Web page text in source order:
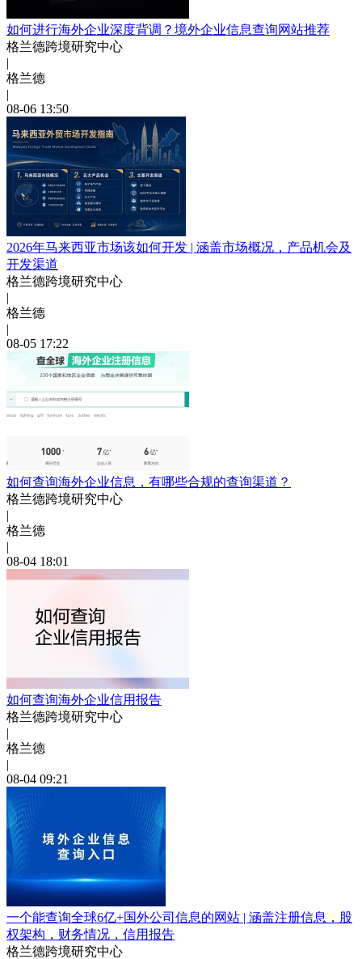
如何进行海外企业深度背调？境外企业信息查询网站推荐
格兰德跨境研究中心
|
格兰德
|
08-06 13:50
2026年马来西亚市场该如何开发 | 涵盖市场概况，产品机会及
开发渠道
格兰德跨境研究中心
|
格兰德
|
08-05 17:22
如何查询海外企业信息，有哪些合规的查询渠道？
格兰德跨境研究中心
|
格兰德
|
08-04 18:01
如何查询海外企业信用报告
格兰德跨境研究中心
|
格兰德
|
08-04 09:21
一个能查询全球6亿+国外公司信息的网站 | 涵盖注册信息，股
权架构，财务情况，信用报告
格兰德跨境研究中心